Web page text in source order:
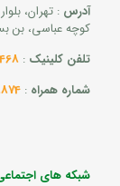
آدرس : تهران،
کوچه عباسی، بن بست
تلفن کلینیک :
021
شماره همراه :
شبکه های